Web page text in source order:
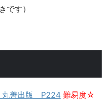
です）
丸善出版 P224 難易度☆